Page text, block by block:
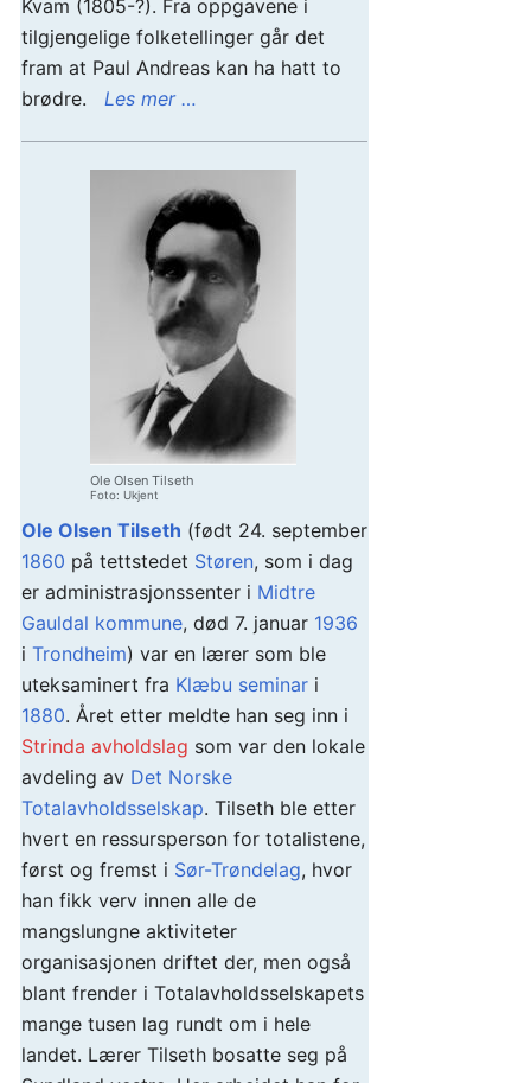
Kvam (1805-?). Fra oppgavene i
tilgjengelige folketellinger går det
fram at Paul Andreas kan ha hatt to
brødre. Les mer …
Ole Olsen Tilseth
Foto: Ukjent
Ole Olsen Tilseth (født 24. september
1860 på tettstedet Støren, som i dag
er administrasjonssenter i Midtre
Gauldal kommune, død 7. januar 1936
i Trondheim) var en lærer som ble
uteksaminert fra Klæbu seminar i
1880. Året etter meldte han seg inn i
Strinda avholdslag som var den lokale
avdeling av Det Norske
Totalavholdsselskap. Tilseth ble etter
hvert en ressursperson for totalistene,
først og fremst i Sør-Trøndelag, hvor
han fikk verv innen alle de
mangslungne aktiviteter
organisasjonen driftet der, men også
blant frender i Totalavholdsselskapets
mange tusen lag rundt om i hele
landet. Lærer Tilseth bosatte seg på